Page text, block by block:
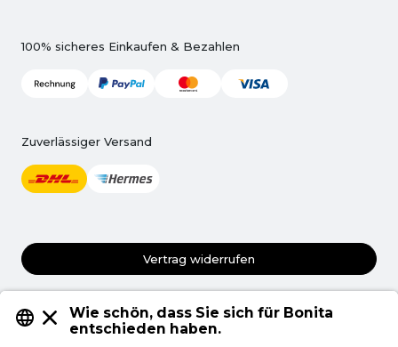
100% sicheres Einkaufen & Bezahlen
Zuverlässiger Versand
Vertrag widerrufen